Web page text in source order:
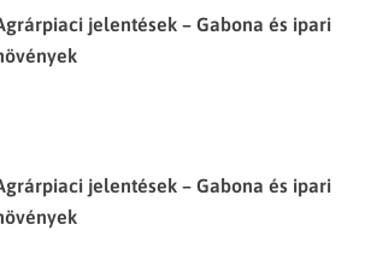
jelentések – Gabona és ipari
jelentések – Gabona és ipari